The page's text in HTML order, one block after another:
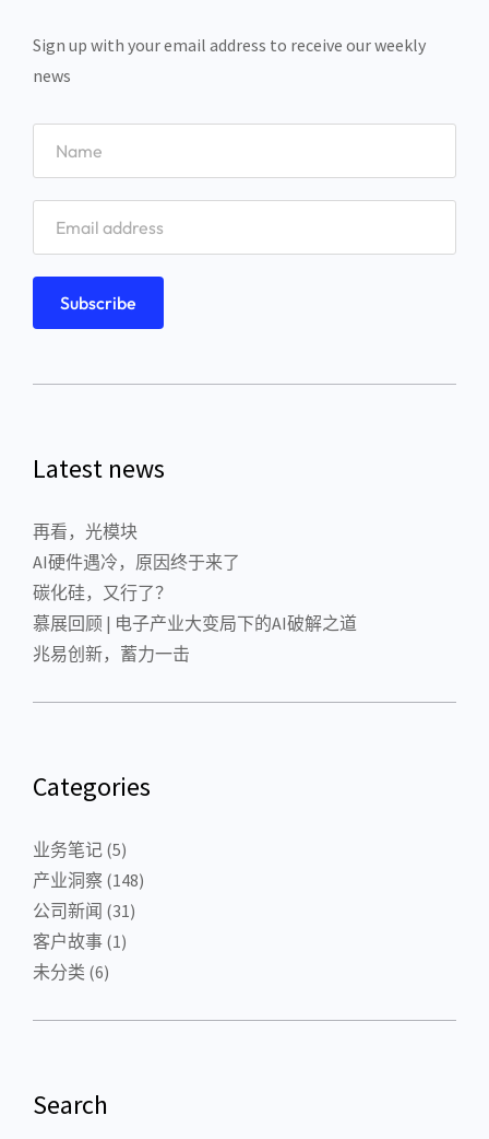
Sign up with your email address to receive our weekly
news
Latest news
再看，光模块
AI硬件遇冷，原因终于来了
碳化硅，又行了？
慕展回顾 | 电子产业大变局下的AI破解之道
兆易创新，蓄力一击
Categories
业务笔记 (5)
产业洞察 (148)
公司新闻 (31)
客户故事 (1)
未分类 (6)
Search